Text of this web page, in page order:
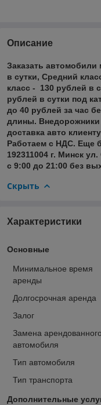
Описание
Заказать
в сутки, Средний
класс - 130 рублей в
рублей в сутки под
до 40 рублей за час
длины. Внедорожники
доставка авто
Работаем с НДС. Еще
192311004 г. Минск
с 9:00 до 21:00 без
Скрыть
Характеристики
Основные
Минимальное время
аренды
Долгосрочная аренда
Залог
Замена арендованного
автомобиля
Тип автомобиля
Тип транспорта
Дополнительные